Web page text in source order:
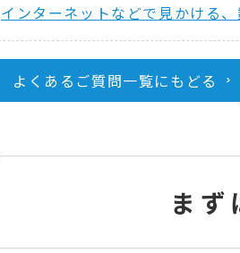
インターネットなどで見かける
よくあるご質問一覧にもどる
まず